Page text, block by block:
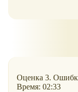
Оценка 3.
Время: 02:33